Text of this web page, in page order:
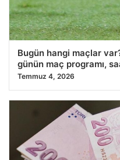
Bugün hangi maçlar
günün maç programı,
Temmuz 4, 2026